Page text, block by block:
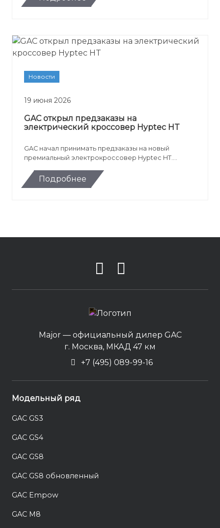
от 5 699 000 рублей.
Новости
19 июня 2026
GAC открыл предзаказы на
электрический кроссовер Hyptec HT
GAC начал принимать предзаказы на новый
премиальный электрокроссовер Hyptec HT.
местных условий, зимний пакет, сервисы Яндекса
и VK, а стартовая цена модели составила от 5 999
Подробнее
Major — официальный дилер GAC
г. Москва, МКАД 47 км
+7 (495) 089-99-16
Модельный ряд
GAC GS3
GAC GS4
GAC GS8
GAC GS8 обновленный
GAC Empow
GAC M8